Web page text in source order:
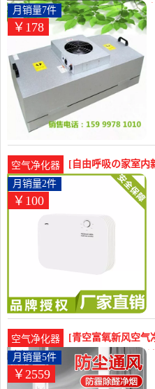
新风净化器 FFU风
￥178
月销量7件
空气净化器
[自由呼吸の家室内
式换气送风机室内
￥100
月销量2件
空气净化器
[青空富氧新风空气
气净化器除甲醛月
￥2559
月销量5件